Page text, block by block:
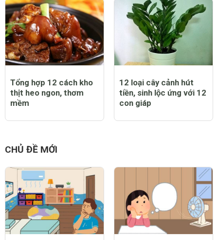
Tổng hợp 12 cách kho
thịt heo ngon, thơm
mềm
12 loại cây cảnh hút
tiền, sinh lộc ứng với 12
con giáp
CHỦ ĐỀ MỚI